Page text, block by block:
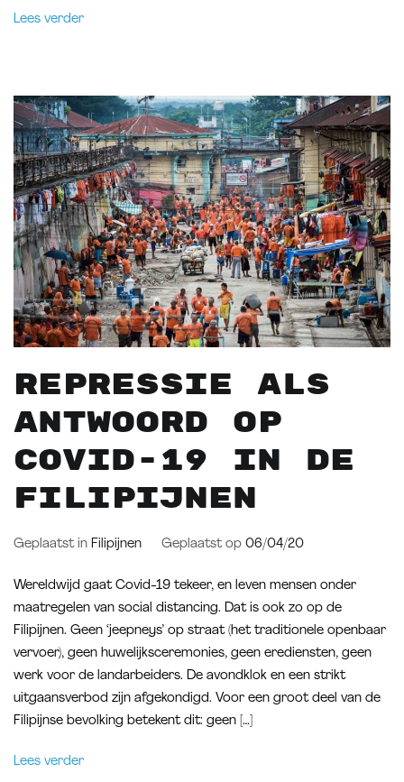
Lees verder
Repressie als
antwoord op
COVID-19 in de
Filipijnen
Geplaatst in Filipijnen Geplaatst op 06/04/20
Wereldwijd gaat Covid-19 tekeer, en leven mensen onder
maatregelen van social distancing. Dat is ook zo op de
Filipijnen. Geen ‘jeepneys’ op straat (het traditionele openbaar
vervoer), geen huwelijksceremonies, geen erediensten, geen
werk voor de landarbeiders. De avondklok en een strikt
uitgaansverbod zijn afgekondigd. Voor een groot deel van de
Filipijnse bevolking betekent dit: geen […]
Lees verder